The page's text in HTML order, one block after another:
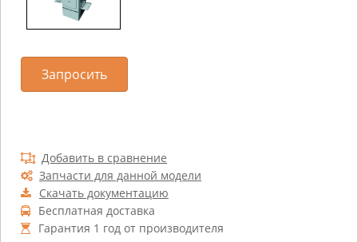
Добавить в сравнение
Запчасти для данной модели
Скачать документацию
Бесплатная доставка
Гарантия 1 год от производителя
Запросить